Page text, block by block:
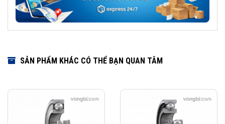
SẢN PHẨM KHÁC CÓ THỂ BẠN QUAN TÂM